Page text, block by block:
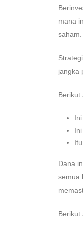
mana
saham.
jangka
Berikut
Dana
semua
Berikut